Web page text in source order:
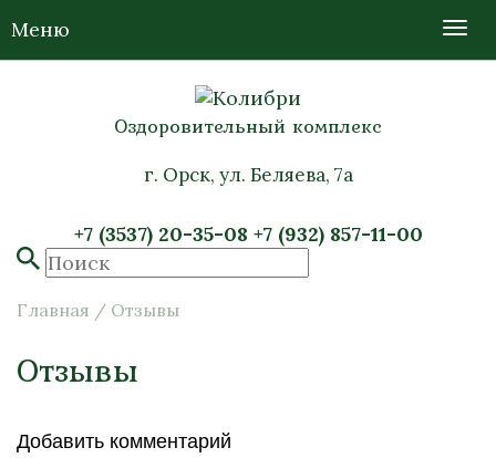
Оздоровительный комплекс
г. Орск, ул. Беляева, 7а
+7 (3537) 20-35-08 +7 (932) 857-11-00
Меню
Главная / Отзывы
Отзывы
Добавить комментарий